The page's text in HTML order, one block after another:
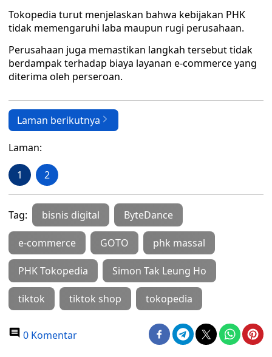
Tokopedia turut menjelaskan bahwa kebijakan PHK
tidak memengaruhi laba maupun rugi perusahaan.
Perusahaan juga memastikan langkah tersebut tidak
berdampak terhadap biaya layanan e-commerce yang
diterima oleh perseroan.
Laman berikutnya
Laman:
1 2
Tag: bisnis digital ByteDance
e-commerce GOTO phk massal
PHK Tokopedia Simon Tak Leung Ho
tiktok tiktok shop tokopedia
0 Komentar